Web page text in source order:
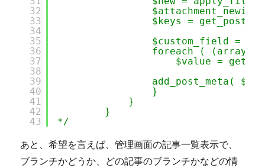
32
33
34
35
36
37
38
39
40
41
42
43
$attachment_newid
$keys =
$custom_field =
foreach ( (array)
$value =
add_post_meta(
}
}
}
*/
あと、希望を言えば、管理画面の記事一覧表示で、
ブランチかどうか、どの記事のブランチかなどの情